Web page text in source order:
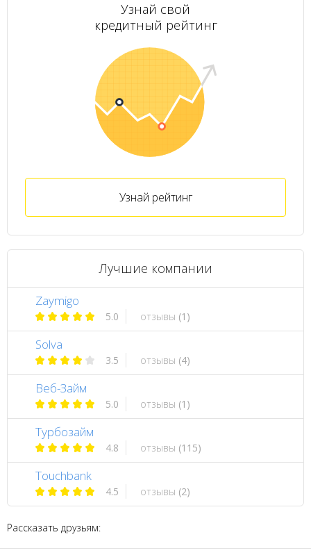
Узнай свой
кредитный рейтинг
Узнай рейтинг
Лучшие компании
Zaymigo
5.0 отзывы (1)
Solva
3.5 отзывы (4)
Веб-Займ
5.0 отзывы (1)
Турбозайм
4.8 отзывы (115)
Touchbank
4.5 отзывы (2)
Рассказать друзьям: